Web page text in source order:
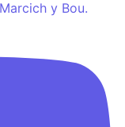
y Bou.